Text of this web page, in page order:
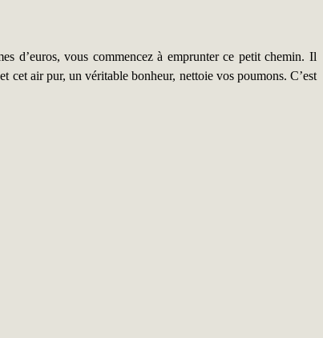
d’euros, vous commencez à emprunter ce petit chemin. Il
cet air pur, un véritable bonheur, nettoie vos poumons. C’est